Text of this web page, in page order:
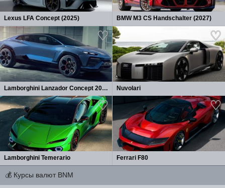
Lexus LFA Concept (2025) BMW M3 CS Handschalter (2027)
Lamborghini Lanzador Concept 2026 Nuvolari
Lamborghini Temerario Ferrari F80
💰 Курсы валют BNM